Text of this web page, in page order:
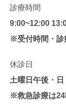
診療時間
9:00~12:00
※受付時間・診
休診日
土曜日午後・日
※救急診療は24